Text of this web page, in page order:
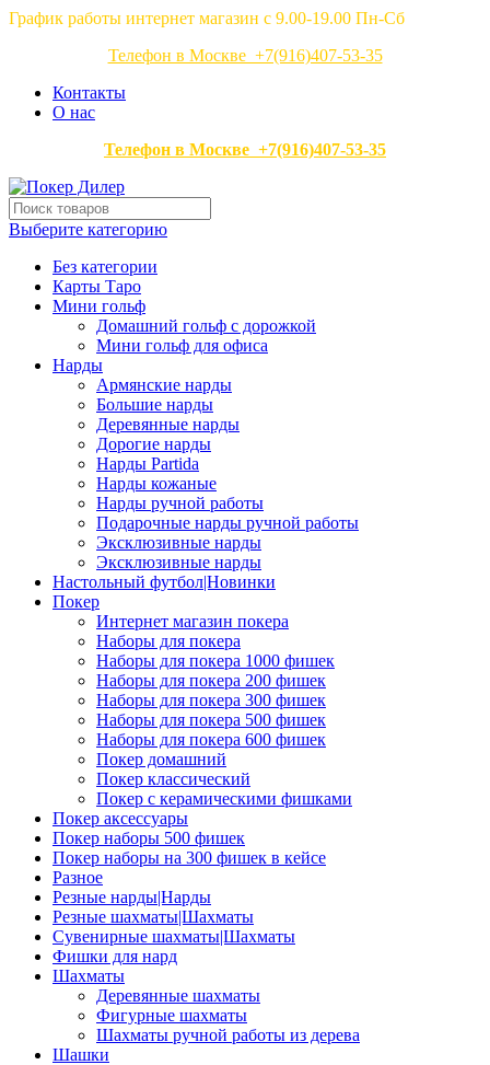
График работы интернет магазин с 9.00-19.00 Пн-Сб
Телефон в Москве +7(916)407-53-35
Контакты
О нас
Телефон в Москве +7(916)407-53-35
Выберите категорию
Без категории
Карты Таро
Мини гольф
Домашний гольф с дорожкой
Мини гольф для офиса
Нарды
Армянские нарды
Большие нарды
Деревянные нарды
Дорогие нарды
Нарды Partida
Нарды кожаные
Нарды ручной работы
Подарочные нарды ручной работы
Эксклюзивные нарды
Эксклюзивные нарды
Настольный футбол|Новинки
Покер
Интернет магазин покера
Наборы для покера
Наборы для покера 1000 фишек
Наборы для покера 200 фишек
Наборы для покера 300 фишек
Наборы для покера 500 фишек
Наборы для покера 600 фишек
Покер домашний
Покер классический
Покер с керамическими фишками
Покер аксессуары
Покер наборы 500 фишек
Покер наборы на 300 фишек в кейсе
Разное
Резные нарды|Нарды
Резные шахматы|Шахматы
Сувенирные шахматы|Шахматы
Фишки для нард
Шахматы
Деревянные шахматы
Фигурные шахматы
Шахматы ручной работы из дерева
Шашки